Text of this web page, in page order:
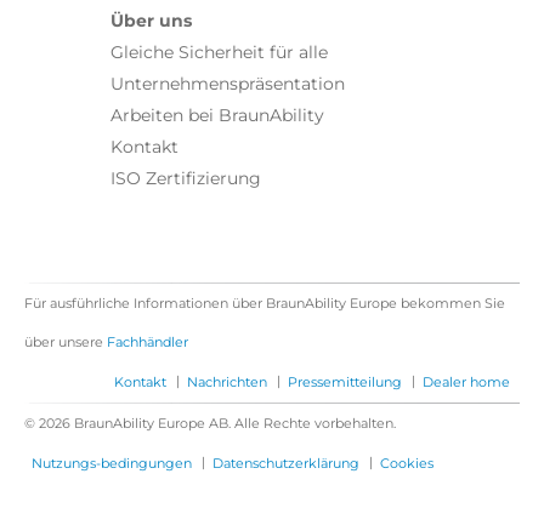
Über uns
Gleiche Sicherheit für alle
Unternehmenspräsentation
Arbeiten bei BraunAbility
Kontakt
ISO Zertifizierung
Für ausführliche Informationen über BraunAbility Europe bekommen Sie
über unsere Fachhändler
Kontakt | Nachrichten | Pressemitteilung | Dealer home
© 2026 BraunAbility Europe AB. Alle Rechte vorbehalten.
Nutzungs-bedingungen | Datenschutzerklärung | Cookies